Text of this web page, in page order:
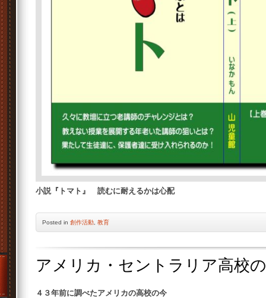
小説『トマト』 読むに耐えるかは心配
Posted in 創作活動 教育
アメリカ・セントラリア高校
４３年前に調べたアメリカの高校の今